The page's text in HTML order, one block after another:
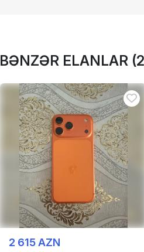
BƏNZƏR ELANLAR
2 615 AZN